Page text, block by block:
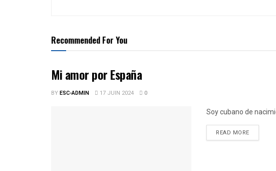
Recommended For You
Mi amor por España
BYESC-ADMIN 17 JUIN 2024 0
Soy cubano de
READ MOREDETAILS